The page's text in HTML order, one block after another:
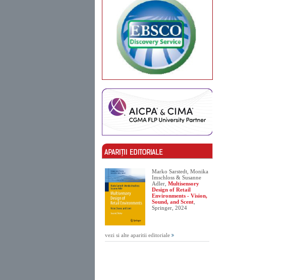
Marko Sarstedt, Monika
Imschloss & Susanne
Adler, Multisensory
Design of Retail
Environments - Vision,
Sound, and Scent
Springer, 2024
vezi si alte aparitii editoriale